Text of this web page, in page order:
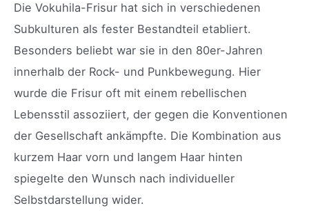
Die Vokuhila-Frisur hat sich in verschiedenen
Subkulturen als fester Bestandteil etabliert.
Besonders beliebt war sie in den 80er-Jahren
innerhalb der Rock- und Punkbewegung. Hier
wurde die Frisur oft mit einem rebellischen
Lebensstil assoziiert, der gegen die Konventionen
der Gesellschaft ankämpfte. Die Kombination aus
kurzem Haar vorn und langem Haar hinten
spiegelte den Wunsch nach individueller
Selbstdarstellung wider.